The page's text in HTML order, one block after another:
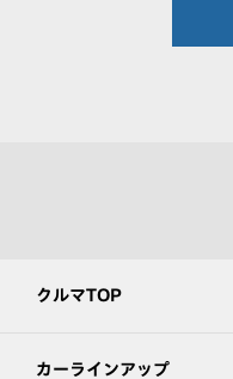
クルマTOP
カーラインアップ